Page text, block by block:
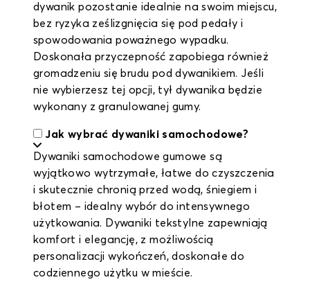
dywanik pozostanie idealnie na swoim miejscu,
bez ryzyka ześlizgnięcia się pod pedały i
spowodowania poważnego wypadku.
Doskonała przyczepność zapobiega również
gromadzeniu się brudu pod dywanikiem. Jeśli
nie wybierzesz tej opcji, tył dywanika będzie
wykonany z granulowanej gumy.
Jak wybrać dywaniki samochodowe?
Dywaniki samochodowe gumowe są
wyjątkowo wytrzymałe, łatwe do czyszczenia
i skutecznie chronią przed wodą, śniegiem i
błotem – idealny wybór do intensywnego
użytkowania. Dywaniki tekstylne zapewniają
komfort i elegancję, z możliwością
personalizacji wykończeń, doskonałe do
codziennego użytku w mieście.